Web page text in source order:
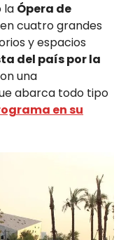
la Ópera de
cuatro grandes
y espacios
del país por la
una
abarca todo tipo
en su